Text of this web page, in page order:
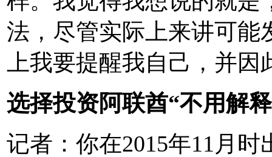
法，尽管实际上来讲可能
上我要提醒我自己，并
选择投资阿联酋“不用解
记者：你在2015年11月